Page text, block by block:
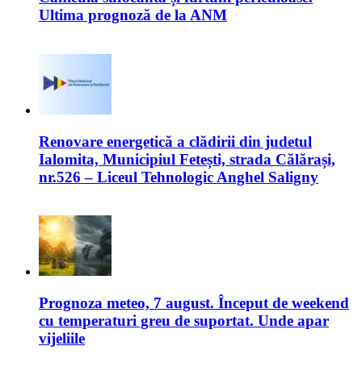
Ultima prognoză de la ANM
Renovare energetică a clădirii din judetul
Ialomita, Municipiul Fetești, strada Călărași,
nr.526 – Liceul Tehnologic Anghel Saligny
Prognoza meteo, 7 august. Început de weekend
cu temperaturi greu de suportat. Unde apar
vijeliile